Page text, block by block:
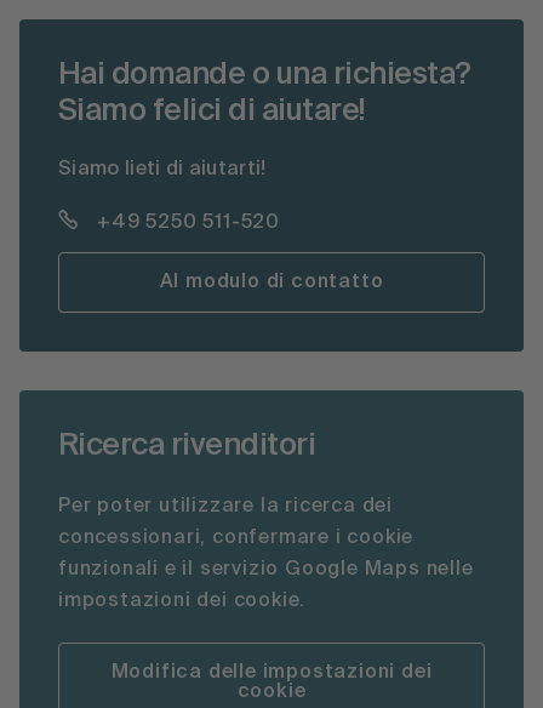
Hai domande o una richiesta?
Siamo felici di aiutare!
Siamo lieti di aiutarti!
+49 5250 511-520
Al modulo di contatto
Ricerca rivenditori
Per poter utilizzare la ricerca dei
concessionari, confermare i cookie
funzionali e il servizio Google Maps nelle
impostazioni dei cookie.
Modifica delle impostazioni dei
cookie